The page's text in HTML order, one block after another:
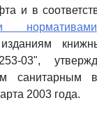
и в
нормативами
03",
санитарным
2003 года.